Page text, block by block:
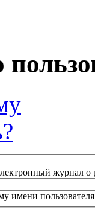
журнал
имени